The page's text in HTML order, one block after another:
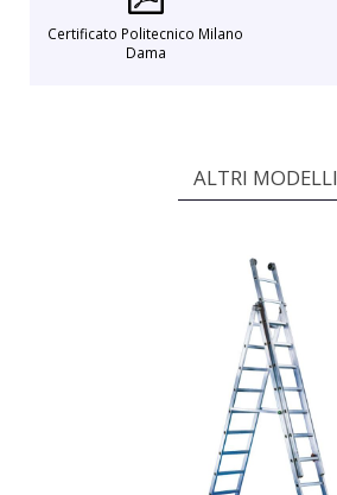
Certificato Politecnico Milano
Dama
ALTRI MODELLI